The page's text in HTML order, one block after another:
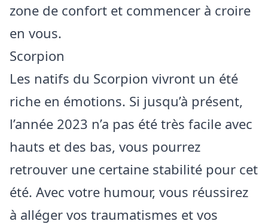
zone de confort et commencer à croire
en vous.
Scorpion
Les natifs du Scorpion vivront un été
riche en émotions. Si jusqu’à présent,
l’année 2023 n’a pas été très facile avec
hauts et des bas, vous pourrez
retrouver une certaine stabilité pour cet
été. Avec votre humour, vous réussirez
à alléger vos traumatismes et vos